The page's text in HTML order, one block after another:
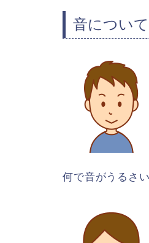
音について
何で音がうるさ